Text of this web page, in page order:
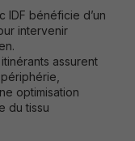
IDF bénéficie d’un
intervenir
assurent
optimisation
du tissu